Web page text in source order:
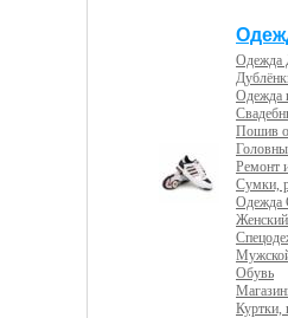
Одежда
Одежда
Пошив
Ремонт
Сумки,
Одежда
Обувь
Куртки,